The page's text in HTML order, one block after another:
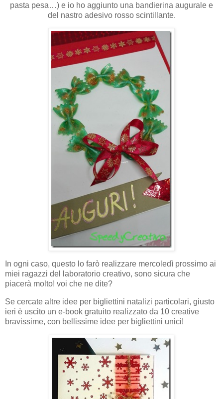
pasta pesa…) e io ho aggiunto una bandierina augurale e
del nastro adesivo rosso scintillante.
In ogni caso, questo lo farò realizzare mercoledì prossimo ai
miei ragazzi del laboratorio creativo, sono sicura che
piacerà molto! voi che ne dite?
Se cercate altre idee per bigliettini natalizi particolari, giusto
ieri è uscito un e-book gratuito realizzato da 10 creative
bravissime, con bellissime idee per bigliettini unici!